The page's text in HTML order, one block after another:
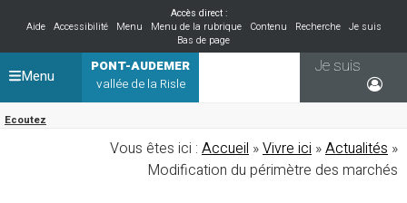
Accès direct :
Aide
Accessibilité Menu Menu de la rubrique Contenu Recherche
Je suis
Bas de page
PONT-AUDEMER
vallée de la Risle
Ecoutez
Je suis
Menu
Vous êtes ici : Accueil »Vivre ici »Actualités »
Modification du périmètre des marchés